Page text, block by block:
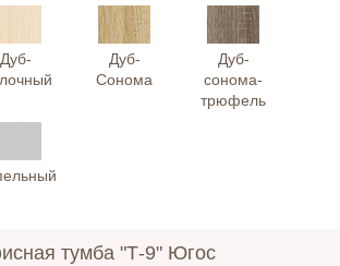
Дуб-
Дуб-
Сонома
Дуб-
сонома-
трюфель
тумба "Т-9" Югос